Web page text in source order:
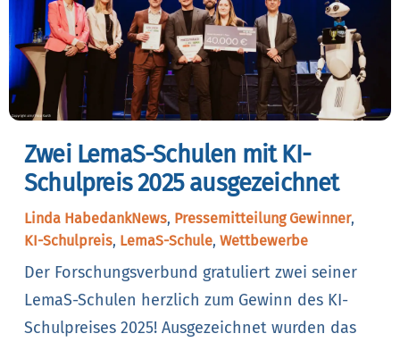
Zwei LemaS-Schulen mit KI-
Schulpreis 2025 ausgezeichnet
Linda HabedankNews, Pressemitteilung Gewinner,
KI-Schulpreis, LemaS-Schule,Wettbewerbe
Der Forschungsverbund gratuliert zwei seiner
LemaS-Schulen herzlich zum Gewinn des KI-
Schulpreises 2025! Ausgezeichnet wurden das